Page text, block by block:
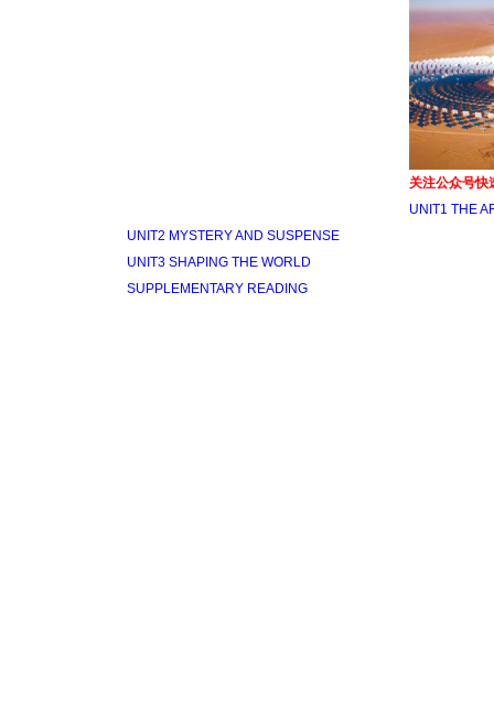
关注公众号快
UNIT1 THE
UNIT2 MYSTERY AND SUSPENSE
UNIT3 SHAPING THE WORLD
SUPPLEMENTARY READING